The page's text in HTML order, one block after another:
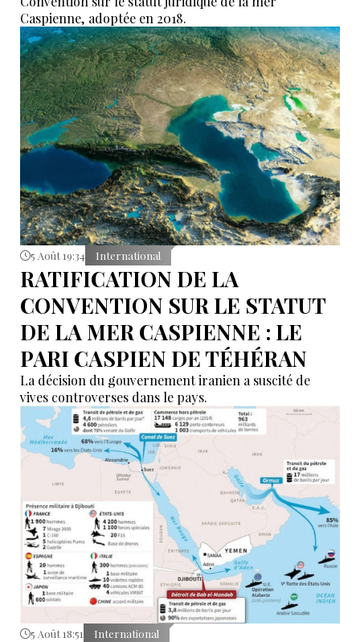
Caspienne, adoptée en 2018.
5 Août 19:34 International
RATIFICATION DE LA
CONVENTION SUR LE STATUT
DE LA MER CASPIENNE : LE
PARI CASPIEN DE TÉHÉRAN
La décision du gouvernement iranien a suscité de
vives controverses dans le pays.
5 Août 18:51 International